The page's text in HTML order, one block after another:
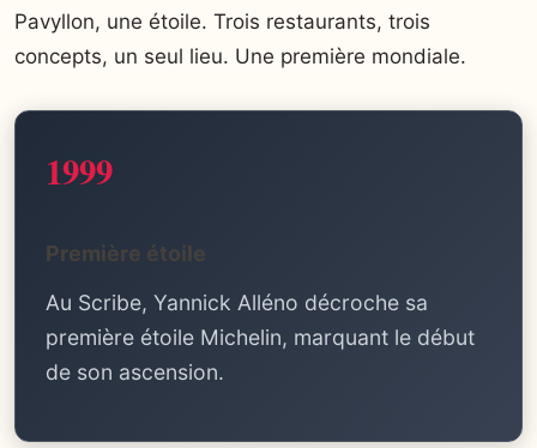
Pavyllon, une étoile. Trois restaurants, trois
concepts, un seul lieu. Une première mondiale.
1999
Première étoile
Au Scribe, Yannick Alléno décroche sa
première étoile Michelin, marquant le début
de son ascension.